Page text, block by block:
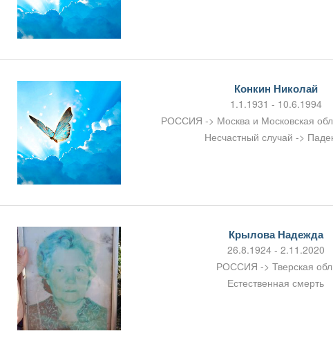
Конкин Николай
1.1.1931 - 10.6.1994
РОССИЯ -> Москва и Московская
Несчастный случай ->
Крылова Надежда
26.8.1924 - 2.11.2020
РОССИЯ -> Тверская
Естественная смерть